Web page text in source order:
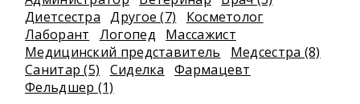
Диетсестра
Другое (7)
Косметолог
Лаборант
Логопед
Массажист
Медицинский представитель
Медсестра (8)
Санитар (5)
Сиделка
Фармацевт
Фельдшер (1)